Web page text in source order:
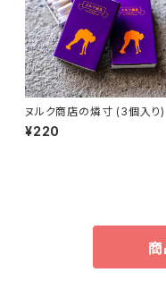
ヌルク商店の燐寸 (3個入り)
¥220